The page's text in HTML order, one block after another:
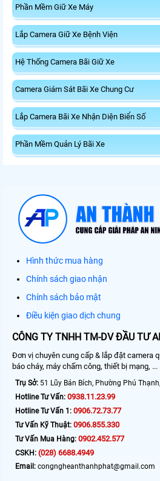
Phần Mềm Giữ Xe Máy
Lắp Camera Giữ Xe Bệnh Viện
Hệ Thống Camera Bãi Giữ Xe
Camera Giám Sát Bãi Xe Chung Cư
Lắp Camera Bãi Xe Nhận Diện Biển Số
Phần Mềm Quản Lý Bãi Xe
Hình thức mua hàng
Chính sách giao nhận
Chính sách bảo mật
Điều kiện giao dịch chung
CÔNG TY TNHH TM-DV ĐẦU TƯ
Đơn vị chuyên cung cấp & lắp đặt camera
báo cháy, máy chấm công, thiết bị mạng, ...
Trụ Sở: 51 Lũy Bán Bích, Phường Phú
Hotline Tư Vấn: 0938.11.23.99
Hotline Tư Vấn 1: 0906.72.73.77
Tư Vấn Kỹ Thuật: 0906.855.330
Tư Vấn Mua Hàng: 0902.452.577
CSKH: (028) 6688.4949
Email: congngheanthanhphat@gmail.com